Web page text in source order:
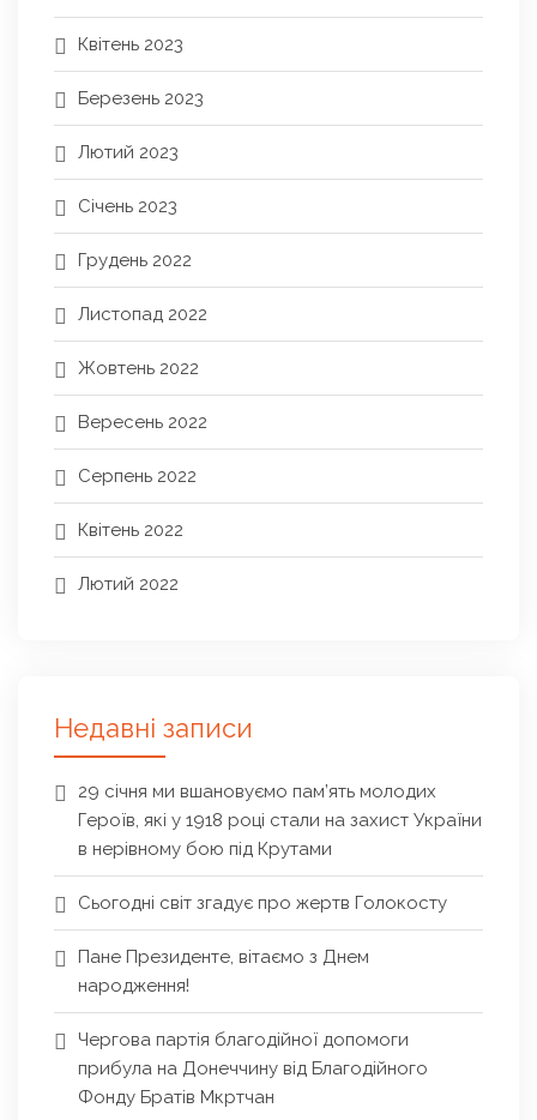
Квітень 2023
Березень 2023
Лютий 2023
Січень 2023
Грудень 2022
Листопад 2022
Жовтень 2022
Вересень 2022
Серпень 2022
Квітень 2022
Лютий 2022
Недавні записи
29 січня ми вшановуємо пам’ять молодих
Героїв, які у 1918 році стали на захист України
в нерівному бою під Крутами
Сьогодні світ згадує про жертв Голокосту
Пане Президенте, вітаємо з Днем
народження!
Чергова партія благодійної допомоги
прибула на Донеччину від Благодійного
Фонду Братів Мкртчан